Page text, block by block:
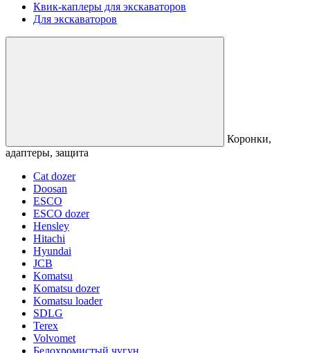
Квик-каплеры для экскаваторов
Для экскаваторов
Коронки,
адаптеры, защита
Cat dozer
Doosan
ESCO
ESCO dozer
Hensley
Hitachi
Hyundai
JCB
Komatsu
Komatsu dozer
Komatsu loader
SDLG
Terex
Volvomet
Белохромистый чугун